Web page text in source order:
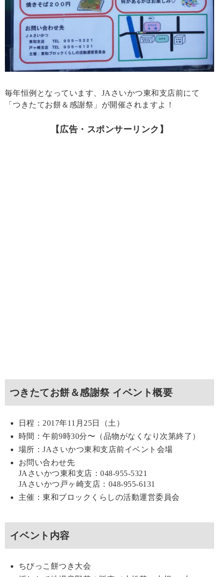
毎年恒例となっています、JAさいかつ東和支店前にて
「つきたてお餅＆感謝祭」が開催されますよ！
【広告・スポンサーリンク】
つきたてお餅＆感謝祭 イベント概要
日程：2017年11月25日（土）
時間：午前9時30分〜（品物がなくなり次第終了）
場所：JAさいかつ東和支店前イベント会場
お問い合わせ先
JAさいかつ東和支店：048-955-5321
JAさいかつ戸ヶ崎支店：048-955-6131
主催：東和ブロックくらしの活動運営委員会
イベント内容
ちびっこ餅つき大会